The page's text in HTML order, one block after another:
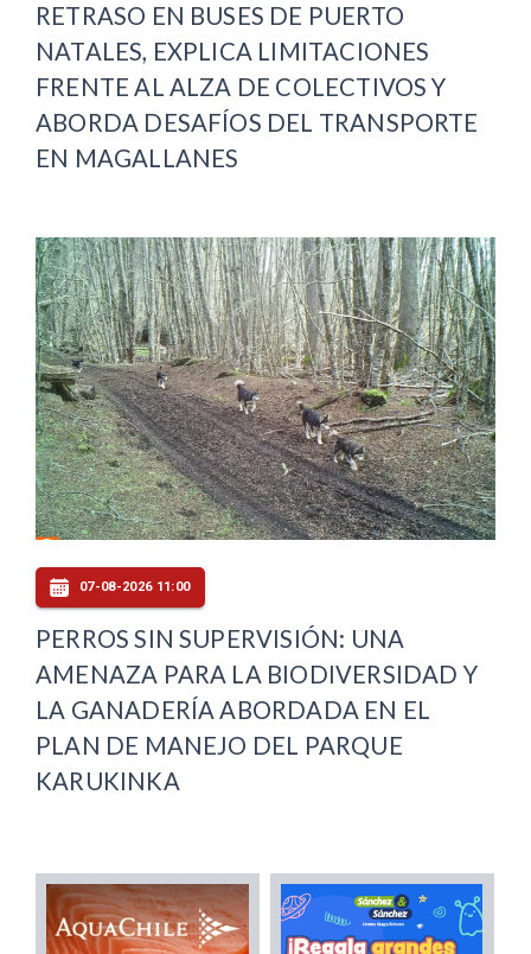
RETRASO EN BUSES DE PUERTO
NATALES, EXPLICA LIMITACIONES
FRENTE AL ALZA DE COLECTIVOS Y
ABORDA DESAFÍOS DEL TRANSPORTE
EN MAGALLANES
07-08-2026 11:00
PERROS SIN SUPERVISIÓN: UNA
AMENAZA PARA LA BIODIVERSIDAD Y
LA GANADERÍA ABORDADA EN EL
PLAN DE MANEJO DEL PARQUE
KARUKINKA